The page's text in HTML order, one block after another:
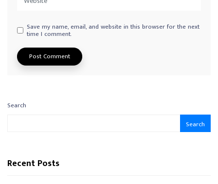
Save my name, email, and website in this browser for the next
time I comment.
Search
Search
Recent Posts